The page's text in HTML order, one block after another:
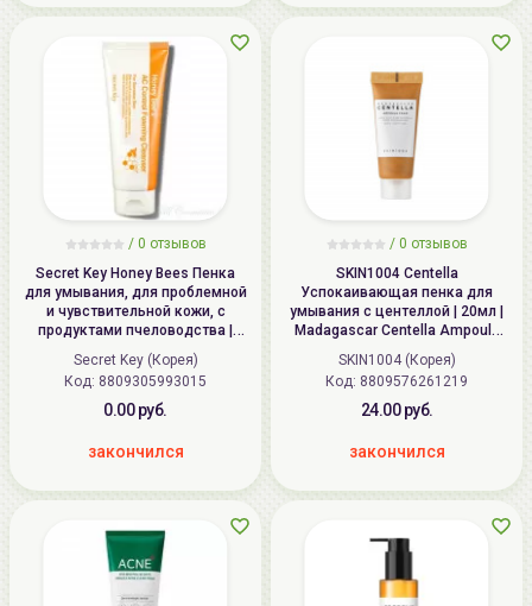
/ 0 отзывов
Secret Key Honey Bees Пенка
для умывания, для проблемной
и чувствительной кожи, с
продуктами пчеловодства |
150мл | Honey Bees AC Control
Foaming Cleanser
Secret Key (Корея)
Код: 8809305993015
0.00 руб.
закончился
/ 0 отзывов
SKIN1004 Centella
Успокаивающая пенка для
умывания с центеллой | 20мл |
Madagascar Centella Ampoule
Foam
SKIN1004 (Корея)
Код: 8809576261219
24.00 руб.
закончился